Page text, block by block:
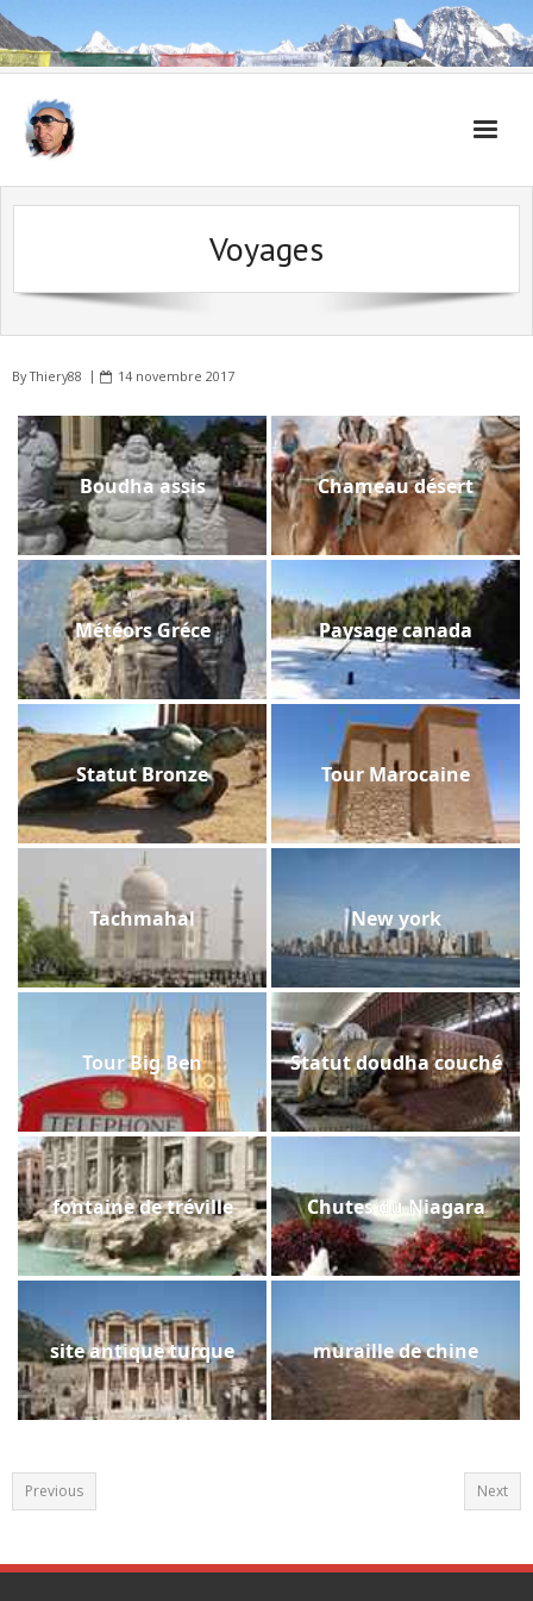
Accueil
Voyages
ByThiery88 14 novembre 2017
Boudha assis Chameau désert
Météors Gréce Paysage canada
Statut Bronze Tour Marocaine
Tachmahal New york
Tour Big Ben Statut doudha couché
fontaine de tréville Chutes du Niagara
site antique turque muraille de chine
Previous Next